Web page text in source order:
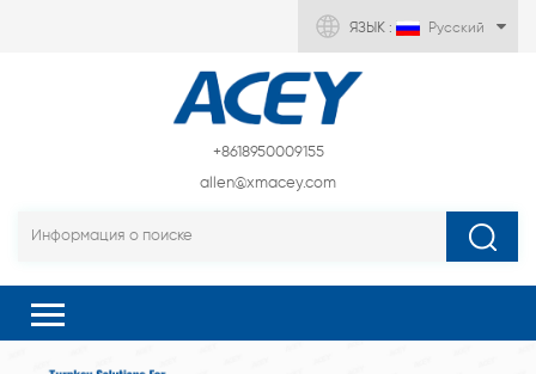
ЯЗЫК : Русский
+8618950009155
allen@xmacey.com